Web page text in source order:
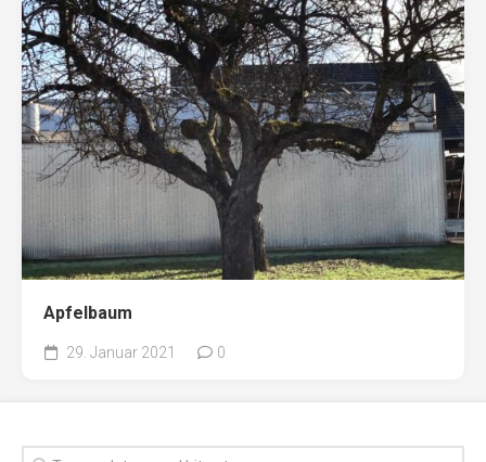
Apfelbaum
29. Januar 2021 0